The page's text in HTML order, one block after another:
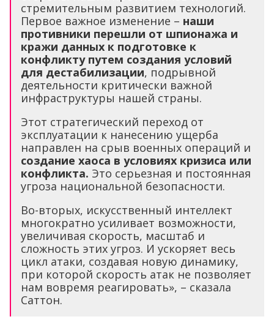
стремительным развитием технологий.
Первое важное изменение – наши
противники перешли от шпионажа и
кражи данных к подготовке к
конфликту путем создания условий
для дестабилизации, подрывной
деятельности критически важной
инфраструктуры нашей страны.
Этот стратегический переход от
эксплуатации к нанесению ущерба
направлен на срыв военных операций и
создание хаоса в условиях кризиса или
конфликта. Это серьезная и постоянная
угроза национальной безопасности.
Во-вторых, искусственный интеллект
многократно усиливает возможности,
увеличивая скорость, масштаб и
сложность этих угроз. И ускоряет весь
цикл атаки, создавая новую динамику,
при которой скорость атак не позволяет
нам вовремя реагировать», – сказала
Саттон.